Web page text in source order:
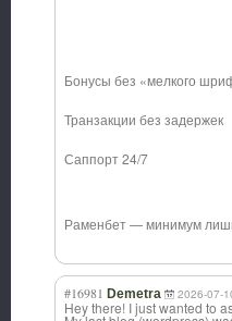
Бонусы без «мелкого
Транзакции без задержек
Саппорт 24/7
Раменбет — минимум
#16981 Demetra 2026-07-
Hey there! I just wanted to